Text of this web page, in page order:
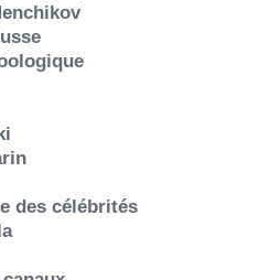
des célébrités